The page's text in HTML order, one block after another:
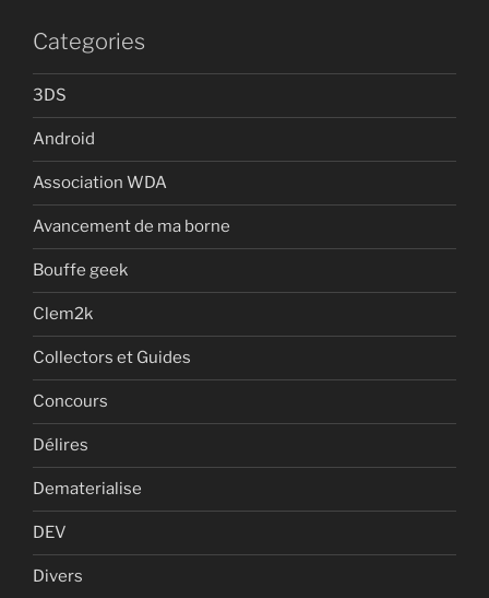
Categories
3DS
Android
Association WDA
Avancement de ma borne
Bouffe geek
Clem2k
Collectors et Guides
Concours
Délires
Dematerialise
DEV
Divers